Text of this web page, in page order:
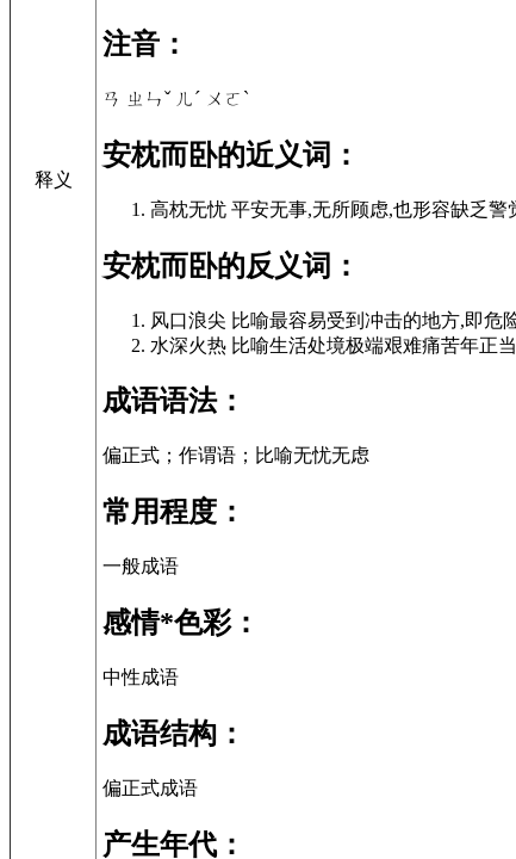
释义
注音：
ㄢ ㄓㄣˇ ㄦˊ ㄨㄛˋ
安枕而卧的近义词：
高枕无忧 平安无事,无所顾虑,也形容缺乏
安枕而卧的反义词：
风口浪尖 比喻最容易受到冲击的地方,即危
水深火热 比喻生活处境极端艰难痛苦年正
成语语法：
偏正式；作谓语；比喻无忧无虑
常用程度：
一般成语
感情*色彩：
中性成语
成语结构：
偏正式成语
产生年代：